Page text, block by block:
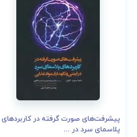
پیشرفت‌های صورت گرفته در کاربردهای
پلاسمای سرد در ...